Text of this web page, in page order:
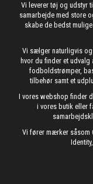
Vi leverer tøj og udstyr
samarbejde med store
skabe de bedst
Vi sælger naturligvis
hvor du finder et
fodboldstrømper,
tilbehør samt et
I vores webshop finder
i vores butik eller
Vi fører mærker såsom